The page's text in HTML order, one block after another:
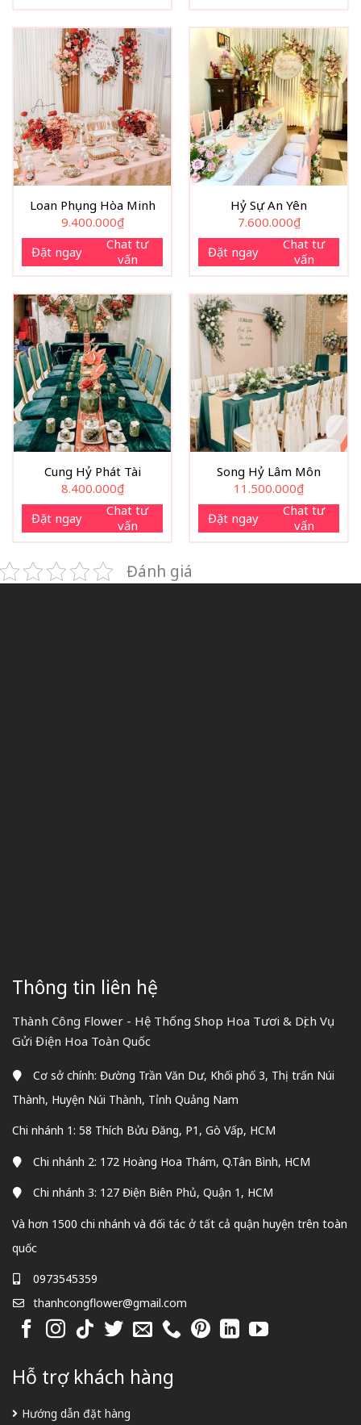
Loan Phụng Hòa Minh
9.400.000₫
Đặt ngay
Chat tư
vấn
Hỷ Sự An Yên
7.600.000₫
Đặt ngay
Chat tư
vấn
Cung Hỷ Phát Tài
8.400.000₫
Đặt ngay
Chat tư
vấn
Song Hỷ Lâm Môn
11.500.000₫
Đặt ngay
Chat tư
vấn
Đánh giá
Thông tin liên hệ
Thành Công Flower - Hệ Thống Shop Hoa Tươi & Dịch Vụ
Gửi Điện Hoa Toàn Quốc
Cơ sở chính: Đường Trần Văn Dư, Khối phố 3, Thị trấn Núi
Thành, Huyện Núi Thành, Tỉnh Quảng Nam
Chi nhánh 1: 58 Thích Bửu Đăng, P1, Gò Vấp, HCM
Chi nhánh 2: 172 Hoàng Hoa Thám, Q.Tân Bình, HCM
Chi nhánh 3: 127 Điện Biên Phủ, Quận 1, HCM
Và hơn 1500 chi nhánh và đối tác ở tất cả quận huyện trên toàn
quốc
0973545359
thanhcongflower@gmail.com
Hỗ trợ khách hàng
Hướng dẫn đặt hàng